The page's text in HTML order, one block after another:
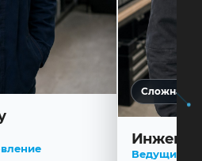
Сложная
Ведущий